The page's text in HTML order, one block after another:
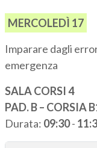
MERCOLEDÌ 17
Imparare dagli
emergenza
SALA CORSI 4
PAD. B – CORSIA
Durata: 09:30-